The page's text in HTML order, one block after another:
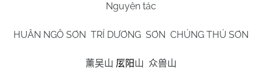
Nguyên tác
HUÂN NGÔ SƠN TRÍ DƯƠNG SƠN CHÚNG THÚ SƠN
薰吴山 㕄阳山 众兽山